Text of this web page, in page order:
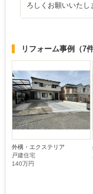
ろしくお願いいたし
リフォーム事例 （7
外構・エクステリア
戸建住宅
140万円